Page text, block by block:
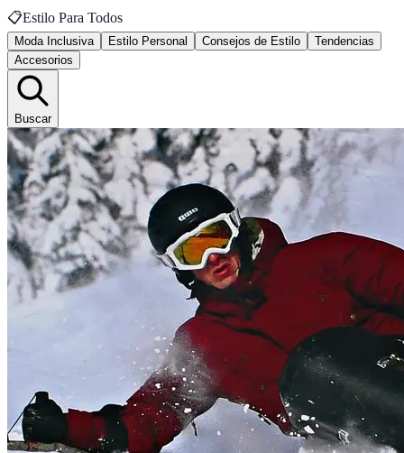
📋Estilo Para Todos
Moda Inclusiva Estilo Personal Consejos de Estilo
Tendencias
Accesorios
Buscar